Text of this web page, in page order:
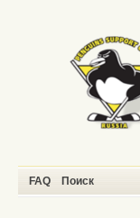
FAQ Поиск